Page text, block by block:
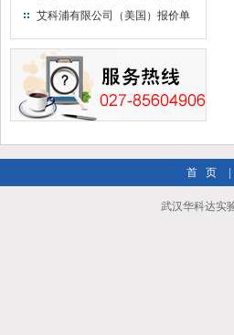
艾科浦有限公司（美国）报价单
首 页
武汉华科达实